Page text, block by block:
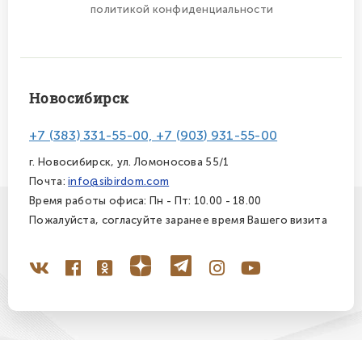
политикой конфиденциальности
Новосибирск
+7 (383) 331-55-00, +7 (903) 931-55-00
г. Новосибирск, ул. Ломоносова 55/1
Почта:info@sibirdom.com
Время работы офиса: Пн - Пт: 10.00 - 18.00
Пожалуйста, согласуйте заранее время Вашего визита